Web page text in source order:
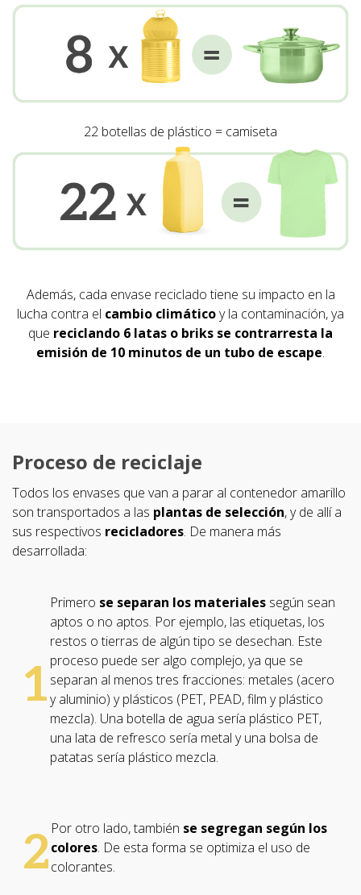
22 botellas de plástico = camiseta
Además, cada envase reciclado tiene su impacto en la
lucha contra el cambio climáticoy la contaminación, ya
que reciclando 6 latas o briks se contrarresta la
emisión de 10 minutos de un tubo de escape.
Proceso de reciclaje
Todos los envases que van a parar al contenedor amarillo
son transportados a las plantas de selección, y de allí a
sus respectivos recicladores. De manera más
desarrollada:
1
Primero se separan los materiales según sean
aptos o no aptos. Por ejemplo, las etiquetas, los
restos o tierras de algún tipo se desechan. Este
proceso puede ser algo complejo, ya que se
separan al menos tres fracciones: metales (acero
y aluminio) y plásticos (PET, PEAD, film y plástico
mezcla). Una botella de agua sería plástico PET,
una lata de refresco sería metal y una bolsa de
patatas sería plástico mezcla.
2 Por otro lado, también se segregan según los
colores. De esta forma se optimiza el uso de
colorantes.